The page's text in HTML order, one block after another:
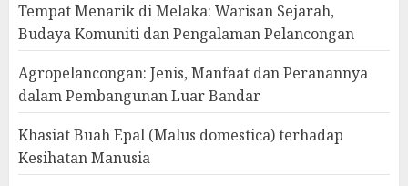
Tempat Menarik di Melaka: Warisan Sejarah,
Budaya Komuniti dan Pengalaman Pelancongan
Agropelancongan: Jenis, Manfaat dan Peranannya
dalam Pembangunan Luar Bandar
Khasiat Buah Epal (Malus domestica) terhadap
Kesihatan Manusia